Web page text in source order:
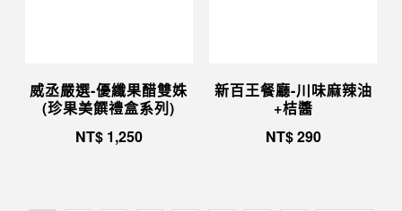
威丞嚴選-優纖果醋雙姝
(珍果美饌禮盒系列)
NT$ 1,250
新百王餐廳-川味麻辣油
+桔醬
NT$290